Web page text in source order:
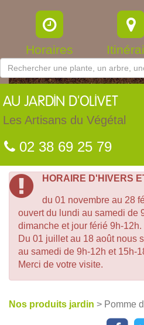
Horaires
AU JARDIN D'OLIVET
Les Artisans du Végétal
02 38 69 25 79
HORAIRE D'HIVERS
du 01 novembre au 28
ouvert du lundi au samedi de
dimanche et jour férié 9h-12h.
Du 01 juillet au 18 août nous
au samedi de 9h-12h et 15h-
Merci de votre visite.
Nos produits jardin > Pomme